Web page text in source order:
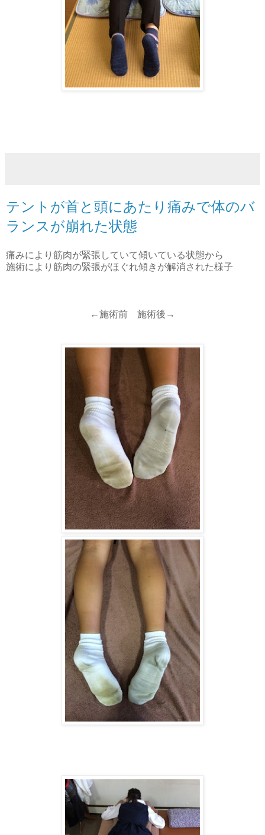
テントが首と頭にあたり痛みで体のバ
ランスが崩れた状態
痛みにより筋肉が緊張していて傾いている状態から
施術により筋肉の緊張がほぐれ傾きが解消された様子
←施術前 施術後→